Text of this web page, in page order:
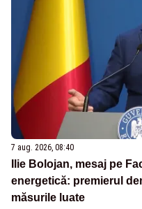
7 aug. 2026, 08:40
Ilie Bolojan, mesaj pe
energetică: premierul
măsurile luate